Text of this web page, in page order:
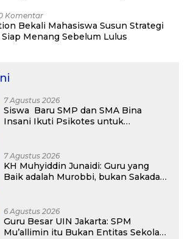
Komentar
Bekali Mahasiswa Susun Strategi
Siap Menang Sebelum Lulus
7 Agustus 2026
Siswa Baru SMP dan SMA Bina
Insani Ikuti Psikotes untuk
7 Agustus 2026
KH Muhyiddin Junaidi: Guru yang
Baik adalah Murobbi, bukan Sakadar
6 Agustus 2026
Guru Besar UIN Jakarta: SPM
Mu’allimin itu Bukan Entitas Sekolah